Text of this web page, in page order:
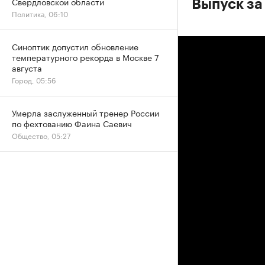
Выпуск
Политика, 06:10
Синоптик допустил обновление
температурного рекорда в Москве 7
августа
Город, 05:56
Умерла заслуженный тренер России
по фехтованию Фаина Саевич
Общество, 05:27